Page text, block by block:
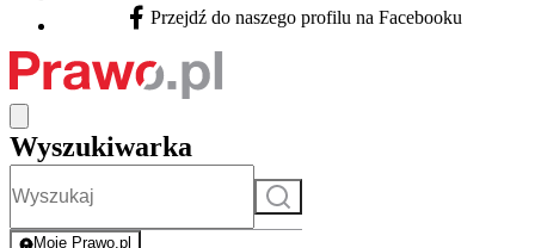
Facebook - otwiera się w nowej karcie
Przejdź do naszego profilu na Facebooku
Wyszukiwarka
Szukaj
Moje Prawo.pl